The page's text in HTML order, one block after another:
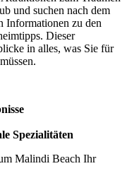
und suchen nach dem
Informationen zu den
Dieser
in alles, was Sie für
Spezialitäten
Malindi Beach Ihr